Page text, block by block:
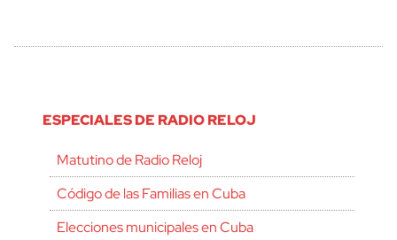
ESPECIALES DE RADIO RELOJ
Matutino de Radio Reloj
Código de las Familias en Cuba
Elecciones municipales en Cuba